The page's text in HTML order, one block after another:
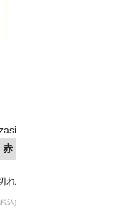
赤
れ
込)